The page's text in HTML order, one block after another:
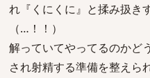
れ『くにくに』と揉み扱き
（…！！）
解っていてやってるのかど
され射精する準備を整えら